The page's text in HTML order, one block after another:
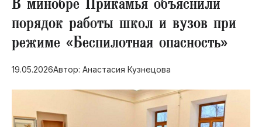
Выборы в Пермском крае
Социальная поддержка
Инфраструктура
Благоустройство
​В минобре Прикамья объяснили
порядок работы школ и вузов при
режиме «Беспилотная опасность»
19.05.2026Автор: Анастасия Кузнецова